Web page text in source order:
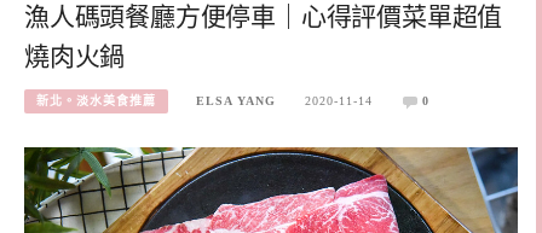
漁人碼頭餐廳方便停車｜心得評價菜單超值
燒肉火鍋
新北。淡水美食推薦 ELSA YANG 2020-11-14 0